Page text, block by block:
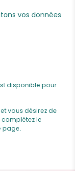
vos données
disponible pour
vous désirez de
le
page.